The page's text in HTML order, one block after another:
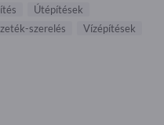
Útépítések
szerelés
Vízépítések